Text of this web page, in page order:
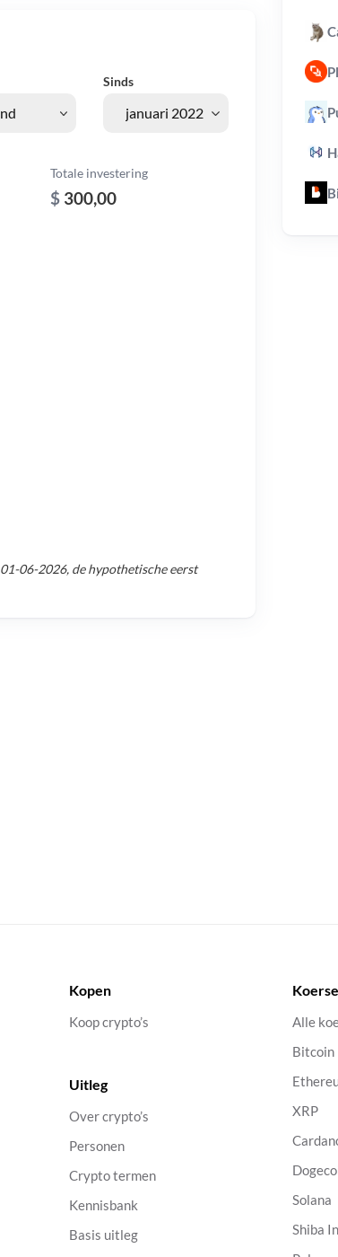
Sinds
Totale investering
$ 300,00
01-06-2026, de hypothetische eerst
Kopen
Koop crypto’s
Uitleg
Over crypto’s
Personen
Crypto termen
Kennisbank
Basis uitleg
Alle
Bitcoin
XRP
Solana
Shiba